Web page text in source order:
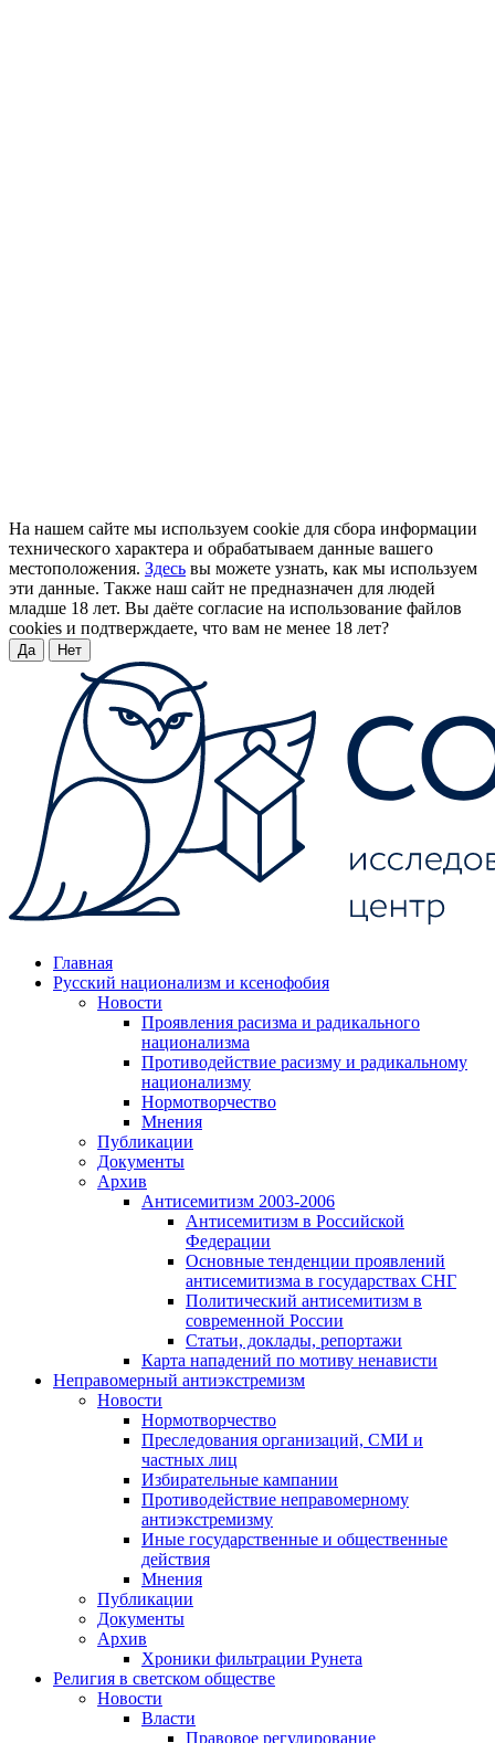
На нашем сайте мы используем cookie для сбора информации
технического характера и обрабатываем данные вашего
местоположения. Здесь вы можете узнать, как мы используем
эти данные. Также наш сайт не предназначен для людей
младше 18 лет. Вы даёте согласие на использование файлов
cookies и подтверждаете, что вам не менее 18 лет?
Да Нет
Главная
Русский национализм и ксенофобия
Новости
Проявления расизма и радикального
национализма
Противодействие расизму и радикальному
национализму
Нормотворчество
Мнения
Публикации
Документы
Архив
Антисемитизм 2003-2006
Антисемитизм в Российской
Федерации
Основные тенденции проявлений
антисемитизма в государствах СНГ
Политический антисемитизм в
современной России
Статьи, доклады, репортажи
Карта нападений по мотиву ненависти
Неправомерный антиэкстремизм
Новости
Нормотворчество
Преследования организаций, СМИ и
частных лиц
Избирательные кампании
Противодействие неправомерному
антиэкстремизму
Иные государственные и общественные
действия
Мнения
Публикации
Документы
Архив
Хроники фильтрации Рунета
Религия в светском обществе
Новости
Власти
Правовое регулирование